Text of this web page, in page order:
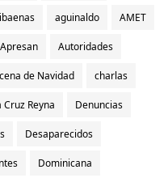
aguinaldo AMET
Apresan Autoridades
cena de Navidad charlas
Cruz Reyna Denuncias
Desaparecidos
Dominicana